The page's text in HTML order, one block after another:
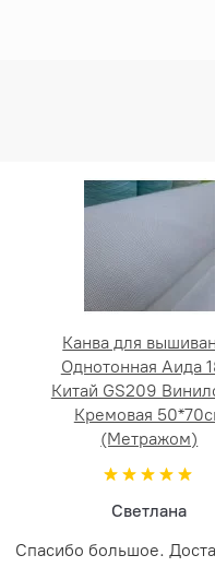
Канва для
Однотонная Аида
Китай GS209
Кремовая
(Метражом)
Светлана
Спасибо большое.